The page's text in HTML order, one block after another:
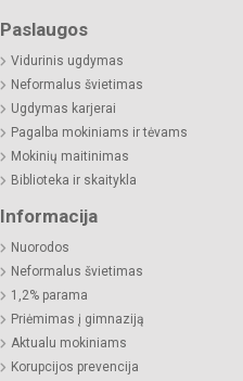
Paslaugos
Vidurinis ugdymas
Neformalus švietimas
Ugdymas karjerai
Pagalba mokiniams ir tėvams
Mokinių maitinimas
Biblioteka ir skaitykla
Informacija
Nuorodos
Neformalus švietimas
1,2% parama
Priėmimas į gimnaziją
Aktualu mokiniams
Korupcijos prevencija